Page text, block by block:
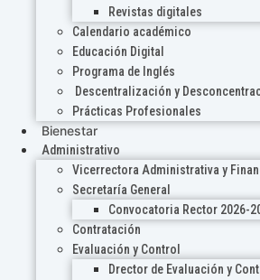
Revistas digitales
Calendario académico
Educación Digital
Programa de Inglés
Descentralización y
Prácticas Profesionales
Bienestar
Administrativo
Vicerrectora Administrativa y
Secretaría General
Convocatoria Rector 2026-
Contratación
Evaluación y Control
Drector de Evaluación y